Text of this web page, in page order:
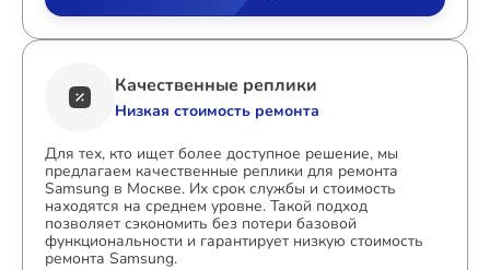
Качественные реплики
Низкая стоимость ремонта
Для тех, кто ищет более доступное решение, мы
предлагаем качественные реплики для ремонта
Samsung в Москве. Их срок службы и стоимость
находятся на среднем уровне. Такой подход
позволяет сэкономить без потери базовой
функциональности и гарантирует низкую стоимость
ремонта Samsung.